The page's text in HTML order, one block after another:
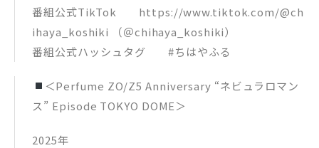
番組公式TikTok https://www.tiktok.com/@ch
ihaya_koshiki （＠chihaya_koshiki）
番組公式ハッシュタグ #ちはやふる
＜Perfume ZO/Z5 Anniversary “ネビュラロマン
ス” Episode TOKYO DOME＞
2025年